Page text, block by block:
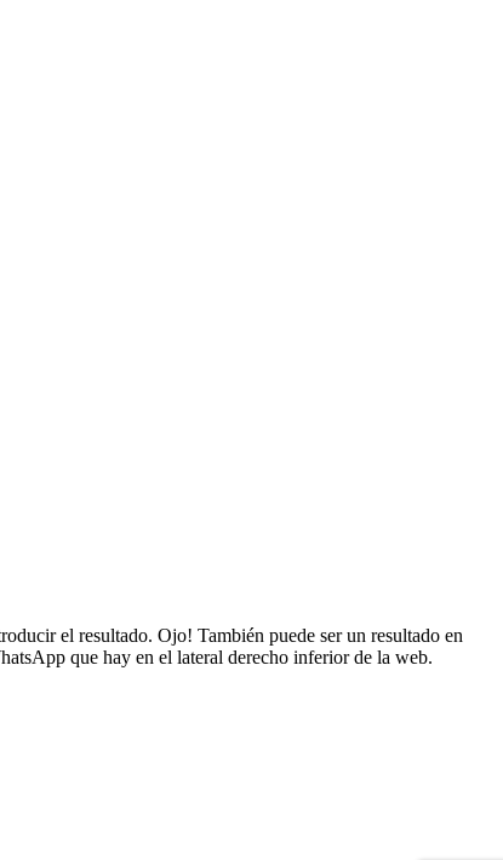
el resultado. Ojo! También puede ser un resultado en
que hay en el lateral derecho inferior de la web.